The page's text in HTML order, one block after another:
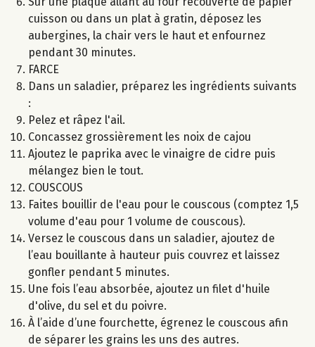
cuisson ou dans un plat à gratin, déposez les
aubergines, la chair vers le haut et enfournez
pendant 30 minutes.
FARCE
Dans un saladier, préparez les ingrédients suivants
:
Pelez et râpez l'ail.
Concassez grossièrement les noix de cajou
Ajoutez le paprika avec le vinaigre de cidre puis
mélangez bien le tout.
COUSCOUS
Faites bouillir de l'eau pour le couscous (comptez 1,5
volume d'eau pour 1 volume de couscous).
Versez le couscous dans un saladier, ajoutez de
l’eau bouillante à hauteur puis couvrez et laissez
gonfler pendant 5 minutes.
Une fois l’eau absorbée, ajoutez un filet d'huile
d'olive, du sel et du poivre.
À l’aide d’une fourchette, égrenez le couscous afin
de séparer les grains les uns des autres.